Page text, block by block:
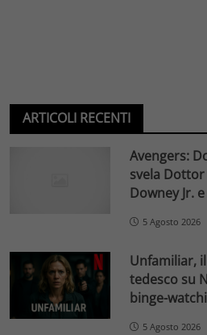
ARTICOLI RECENTI
Avengers:
svela
Downey Jr.
5 Agosto 2026
Unfamiliar,
tedesco su
binge-
5 Agosto 2026